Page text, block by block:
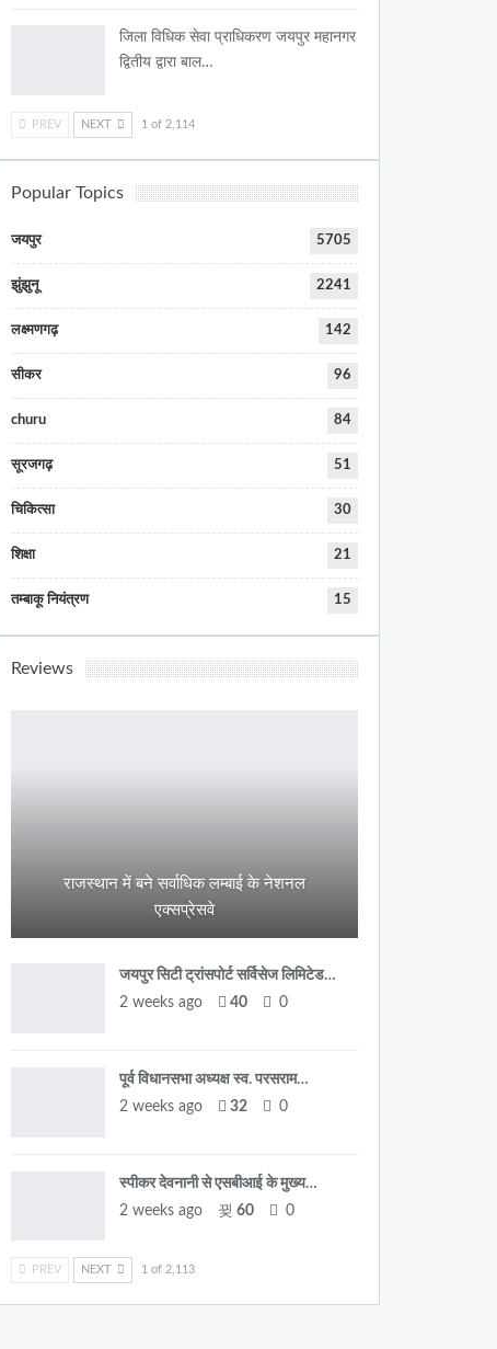
जिला विधिक सेवा प्राधिकरण जयपुर महानगर
द्वितीय द्वारा बाल…
PREV NEXT 1 of 2,114
Popular Topics
जयपुर 5705
झुंझुनू 2241
लक्ष्मणगढ़ 142
सीकर 96
churu 84
सूरजगढ़ 51
चिकित्सा 30
शिक्षा 21
तम्बाकू नियंत्रण 15
Reviews
राजस्थान में बने सर्वाधिक लम्बाई के नेशनल
एक्सप्रेसवे
जयपुर सिटी ट्रांसपोर्ट सर्विसेज लिमिटेड…
2 weeks ago
40 0
पूर्व विधानसभा अध्यक्ष स्व. परसराम…
2 weeks ago
32 0
स्पीकर देवनानी से एसबीआई के मुख्य…
2 weeks ago
60 0
PREV NEXT 1 of 2,113